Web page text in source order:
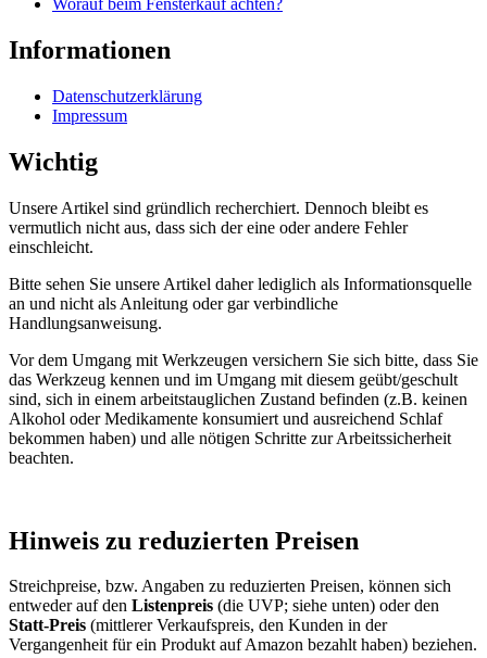
Worauf beim Fensterkauf achten?
Informationen
Datenschutzerklärung
Impressum
Wichtig
Unsere Artikel sind gründlich recherchiert. Dennoch bleibt es
vermutlich nicht aus, dass sich der eine oder andere Fehler
einschleicht.
Bitte sehen Sie unsere Artikel daher lediglich als Informationsquelle
an und nicht als Anleitung oder gar verbindliche
Handlungsanweisung.
Vor dem Umgang mit Werkzeugen versichern Sie sich bitte, dass Sie
das Werkzeug kennen und im Umgang mit diesem geübt/geschult
sind, sich in einem arbeitstauglichen Zustand befinden (z.B. keinen
Alkohol oder Medikamente konsumiert und ausreichend Schlaf
bekommen haben) und alle nötigen Schritte zur Arbeitssicherheit
beachten.
Hinweis zu reduzierten Preisen
Streichpreise, bzw. Angaben zu reduzierten Preisen, können sich
entweder auf den Listenpreis (die UVP; siehe unten) oder den
Statt-Preis (mittlerer Verkaufspreis, den Kunden in der
Vergangenheit für ein Produkt auf Amazon bezahlt haben) beziehen.